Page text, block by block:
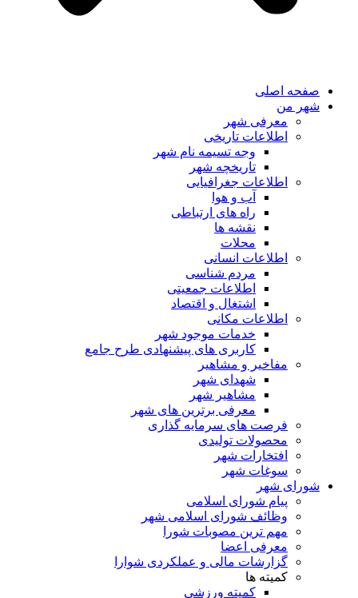
صفحه اصلی
شهر من
معرفی شهر
اطلاعات تاریخی
وجه تسیمه نام شهر
تاریخچه شهر
اطلاعات جغرافیایی
آب و هوا
راه های ارتباطی
نقشه ها
محلات
اطلاعات انسانی
مردم شناسی
اطلاعات جمعیتی
اشتغال و اقتصاد
اطلاعات مکانی
خدمات موجود شهر
کاربری های پیشنهادی طرح جامع
مفاخیر و مشاهیر
شهدای شهر
مشاهیر شهر
معرفی برترین های شهر
فرصت های سرمایه گذاری
محصولات تولیدی
افتخارات شهر
سوغات شهر
شورای شهر
پیام شورای اسلامی
وظائف شورای اسلامی شهر
مهم ترین مصوبات شورا
معرفی اعضا
گزارشات مالی و عملکردی شوارا
کمیته ها
کمیته ورزشی